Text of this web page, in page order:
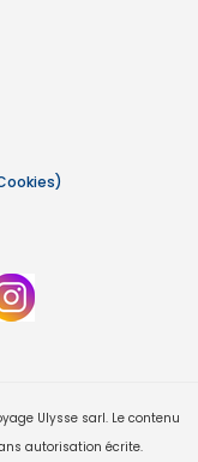
Ulysse sarl. Le contenu
autorisation écrite.